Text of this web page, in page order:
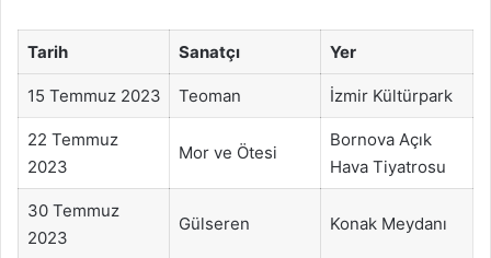
Tarih Sanatçı Yer
15 Temmuz 2023 Teoman İzmir Kültürpark
22 Temmuz
2023
Mor ve Ötesi
Bornova Açık
Hava Tiyatrosu
30 Temmuz
2023
Gülseren Konak Meydanı